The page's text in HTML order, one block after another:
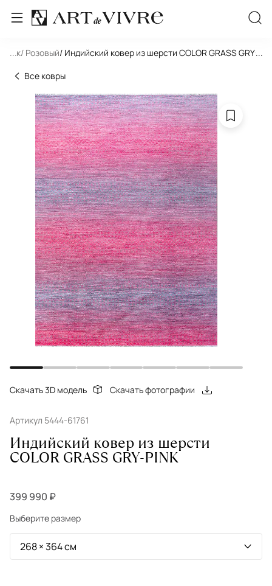
... / Розовый/ Индийский ковер из шерсти COLOR GRASS GRY-...
Все ковры
Скачать 3D модель Скачать фотографии
Артикул 5444-61761
Индийский ковер из шерсти
COLOR GRASS GRY-PINK
399 990 ₽
Выберите размер